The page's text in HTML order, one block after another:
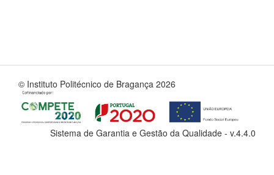
© Instituto Politécnico de Bragança 2026
Sistema de Garantia e Gestão da Qualidade - v.4.4.0